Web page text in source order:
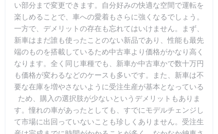
い部分まで変更できます。自分好みの快適な空間で運転を
楽しめることで、車への愛着もさらに強くなるでしょう。
一方で、デメリットの存在も忘れてはいけません。まず、
新車はまだ誰も使ったことのない新品であり、性能も最先
端のものを搭載しているため中古車より価格がかなり高く
なります。全く同じ車種でも、新車か中古車かで数十万円
も価格が変わるなどのケースも多いです。また、新車は不
要な在庫を増やさないように受注生産が基本となっている
ため、購入の選択肢が少ないというデメリットもありま
す。憧れの車があったとしても、すでにモデルチェンジし
て市場に出回っていないことも珍しくありません。受注生